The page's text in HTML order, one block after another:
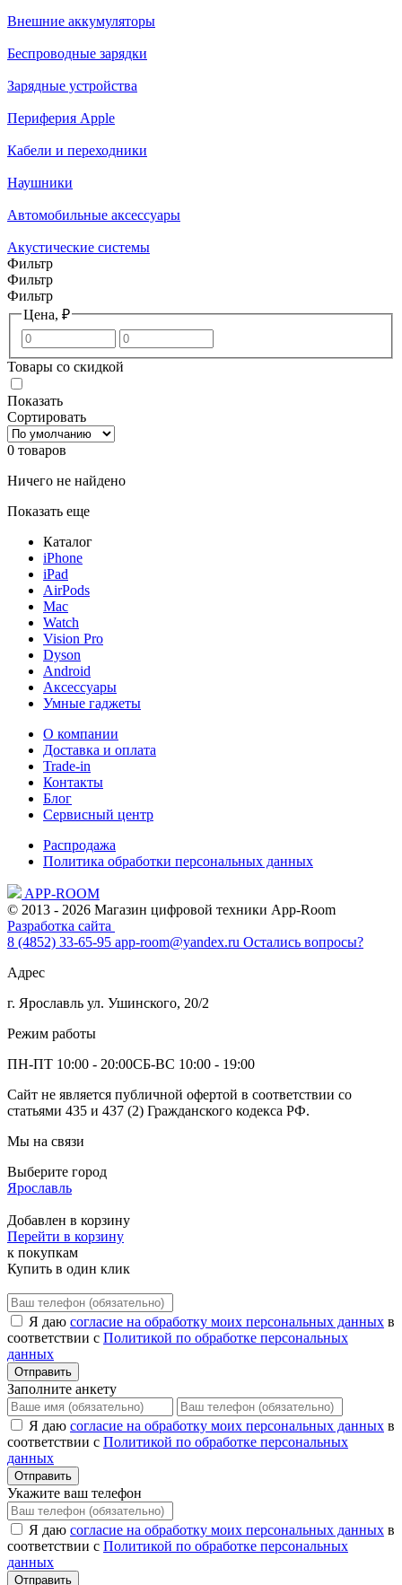
Внешние аккумуляторы
Беспроводные зарядки
Зарядные устройства
Периферия Apple
Кабели и переходники
Наушники
Автомобильные аксессуары
Акустические системы
Фильтр
Фильтр
Фильтр
Цена, ₽
Товары со скидкой
Показать
Сортировать
0 товаров
Ничего не найдено
Показать еще
Каталог
iPhone
iPad
AirPods
Mac
Watch
Vision Pro
Dyson
Android
Аксессуары
Умные гаджеты
О компании
Доставка и оплата
Trade-in
Контакты
Блог
Сервисный центр
Распродажа
Политика обработки персональных данных
APP-ROOM
© 2013 - 2026 Магазин цифровой техники App-Room
Разработка сайта
8 (4852) 33-65-95 app-room@yandex.ru Остались вопросы?
Адрес
г. Ярославль ул. Ушинского, 20/2
Режим работы
ПН-ПТ 10:00 - 20:00СБ-ВС 10:00 - 19:00
Сайт не является публичной офертой в соответствии со
статьями 435 и 437 (2) Гражданского кодекса РФ.
Мы на связи
Выберите город
Ярославль
Добавлен в корзину
Перейти в корзину
к покупкам
Купить в один клик
Я даю согласие на обработку моих персональных данных в
соответствии с Политикой по обработке персональных
данных
Отправить
Заполните анкету
Я даю согласие на обработку моих персональных данных в
соответствии с Политикой по обработке персональных
данных
Отправить
Укажите ваш телефон
Я даю согласие на обработку моих персональных данных в
соответствии с Политикой по обработке персональных
данных
Отправить